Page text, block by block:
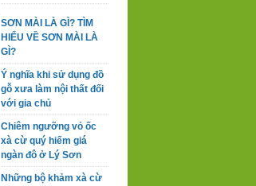
SƠN MÀI LÀ GÌ? TÌM
HIỂU VỀ SƠN MÀI LÀ
GÌ?
Ý nghĩa khi sử dụng đồ
gỗ xưa làm nội thất đối
với gia chủ
Chiêm ngưỡng vỏ ốc
xà cừ quý hiếm giá
ngàn đô ở Lý Sơn
Những bộ khảm xà cừ